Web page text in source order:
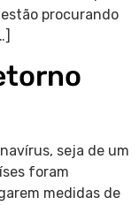
procurando
seja de um
foram
medidas de